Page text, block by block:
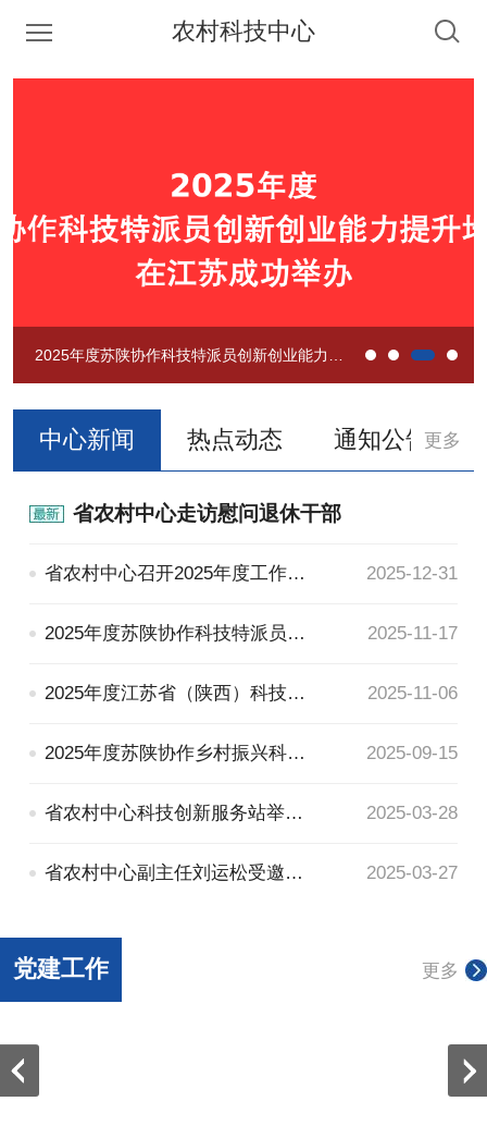
农村科技中心
省农村中心走访慰问退休干部
省农村中心召开2025年度工作总结大会
更多
中心新闻 热点动态 通知公告
省农村中心走访慰问退休干部
省农村中心召开2025年度工作总结大会 2025-12-31
2025年度苏陕协作科技特派员创新创业能力提升培训班在江苏成功举办 2025-11-17
2025年度江苏省（陕西）科技特派员乡村振兴培训班在西安举办 2025-11-06
2025年度苏陕协作乡村振兴科技创新服务能力提升培训班在杨凌开班 2025-09-15
省农村中心科技创新服务站举办科技计划发展项目申报线上培训会 2025-03-28
省农村中心副主任刘运松受邀作专题讲座 2025-03-27
党建工作 更多